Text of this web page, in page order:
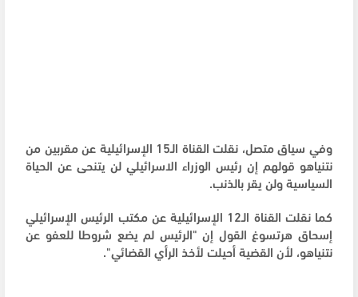
وفي سياق متصل، نقلت القناة الـ15 الإسرائيلية عن مقربين من
نتنياهو قولهم إن رئيس الوزراء الاسرائيلي لن يتنحى عن الحياة
السياسية ولن يقر بالذنب.
كما نقلت القناة الـ12 الإسرائيلية عن مكتب الرئيس الإسرائيلي
إسحاق هرتسوغ القول إن "الرئيس لم يضع شروطا للعفو عن
نتنياهو، لأن القضية أحيلت لأخذ الرأي القضائي".